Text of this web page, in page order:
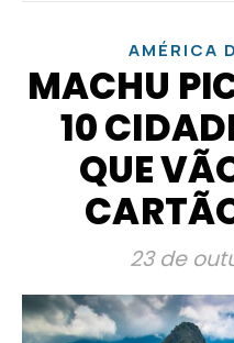
AMÉRICA
MACHU
10
QUE
23 de